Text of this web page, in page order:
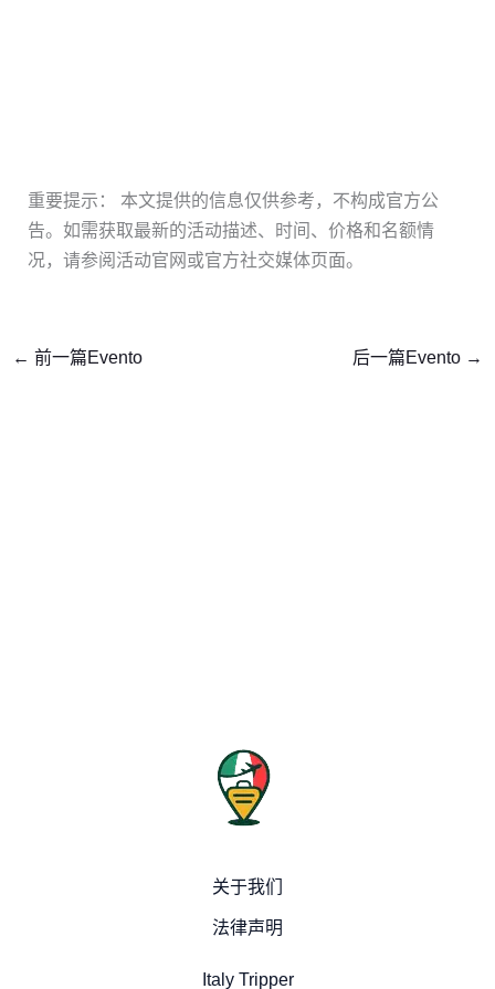
重要提示： 本文提供的信息仅供参考，不构成官方公
告。如需获取最新的活动描述、时间、价格和名额情
况，请参阅活动官网或官方社交媒体页面。
← 前一篇Evento 后一篇Evento →
关于我们
法律声明
Italy Tripper